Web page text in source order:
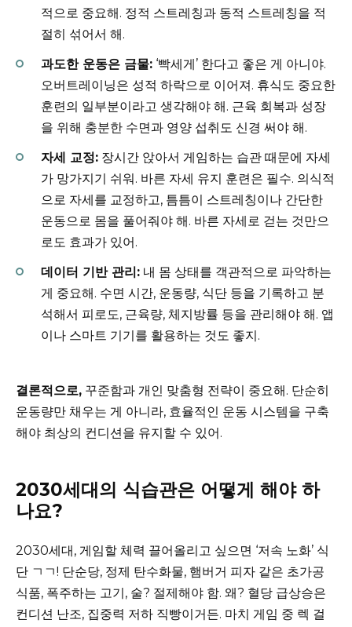
적으로 중요해. 정적 스트레칭과 동적 스트레칭을 적
절히 섞어서 해.
과도한 운동은 금물: ‘빡세게’ 한다고 좋은 게 아니야.
오버트레이닝은 성적 하락으로 이어져. 휴식도 중요한
훈련의 일부분이라고 생각해야 해. 근육 회복과 성장
을 위해 충분한 수면과 영양 섭취도 신경 써야 해.
자세 교정: 장시간 앉아서 게임하는 습관 때문에 자세
가 망가지기 쉬워. 바른 자세 유지 훈련은 필수. 의식적
으로 자세를 교정하고, 틈틈이 스트레칭이나 간단한
운동으로 몸을 풀어줘야 해. 바른 자세로 걷는 것만으
로도 효과가 있어.
데이터 기반 관리: 내 몸 상태를 객관적으로 파악하는
게 중요해. 수면 시간, 운동량, 식단 등을 기록하고 분
석해서 피로도, 근육량, 체지방률 등을 관리해야 해. 앱
이나 스마트 기기를 활용하는 것도 좋지.
결론적으로, 꾸준함과 개인 맞춤형 전략이 중요해. 단순히
운동량만 채우는 게 아니라, 효율적인 운동 시스템을 구축
해야 최상의 컨디션을 유지할 수 있어.
2030세대의 식습관은 어떻게 해야 하
나요?
2030세대, 게임할 체력 끌어올리고 싶으면 ‘저속 노화’ 식
단 ㄱㄱ! 단순당, 정제 탄수화물, 햄버거 피자 같은 초가공
식품, 폭주하는 고기, 술? 절제해야 함. 왜? 혈당 급상승은
컨디션 난조, 집중력 저하 직빵이거든. 마치 게임 중 렉 걸